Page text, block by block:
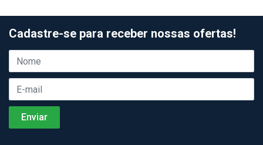
Cadastre-se para receber nossas ofertas!